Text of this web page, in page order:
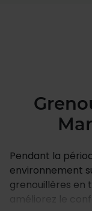
Pendant la
environnement
grenouillères en
améliorez le